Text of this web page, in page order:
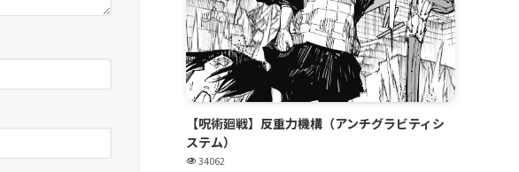
【呪術廻戦】反重力機構（アンチグラビティシ
ステム）
34062